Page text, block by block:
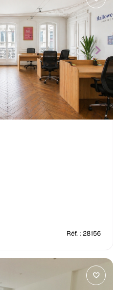
Réf. : 28156